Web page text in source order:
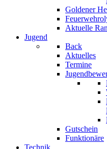
Goldener
Aktuelle
Jugend
Back
Aktuelles
Termine
Gutschein
Funktionäre
Technik